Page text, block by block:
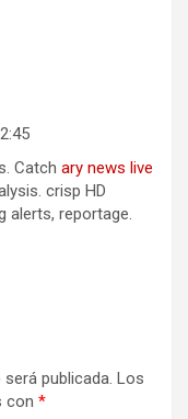
Catch ary news live
crisp HD
alerts, reportage.
publicada. Los
con *